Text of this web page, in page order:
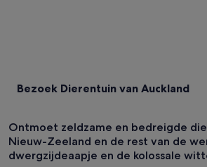
Bezoek Dierentuin van Auckland
Ontmoet zeldzame en bedreigde
Nieuw-Zeeland en de rest van de
dwergzijdeaapje en de kolossale